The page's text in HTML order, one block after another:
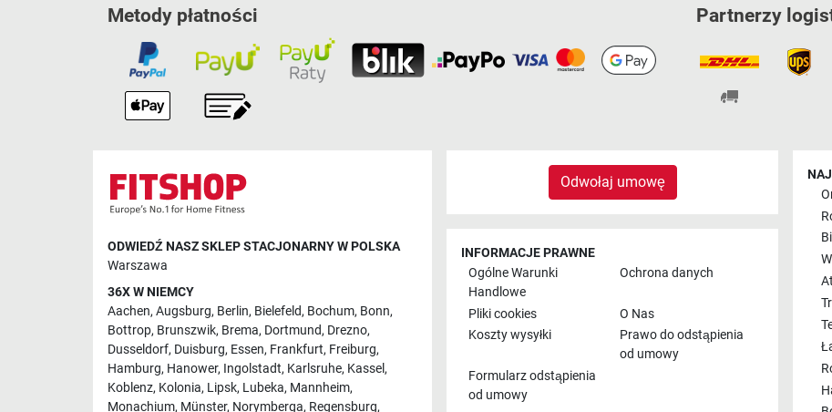
Metody płatności Partnerzy
ODWIEDŹ NASZ SKLEP STACJONARNY W POLSKA
Warszawa
36X W NIEMCY
Aachen, Augsburg, Berlin, Bielefeld, Bochum, Bonn,
Bottrop, Brunszwik, Brema, Dortmund, Drezno,
Dusseldorf, Duisburg, Essen, Frankfurt, Freiburg,
Hamburg, Hanower, Ingolstadt, Karlsruhe, Kassel,
Koblenz, Kolonia, Lipsk, Lubeka, Mannheim,
Monachium, Münster, Norymberga, Regensburg,
Odwołaj umowę
INFORMACJE PRAWNE
Ogólne Warunki
Handlowe
Ochrona danych
Pliki cookies
O Nas
Koszty wysyłki
Prawo do odstąpienia
od umowy
Formularz odstąpienia
od umowy